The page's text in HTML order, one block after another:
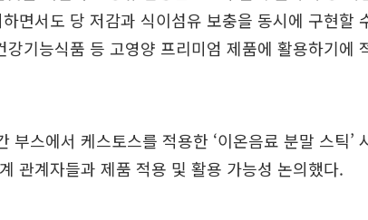
면서도 당 저감과 식이섬유 보충을 동시에 구현할
강기능식품 등 고영양 프리미엄 제품에 활용하기에
부스에서 케스토스를 적용한 ‘이온음료 분말 스틱’
관계자들과 제품 적용 및 활용 가능성 논의했다.